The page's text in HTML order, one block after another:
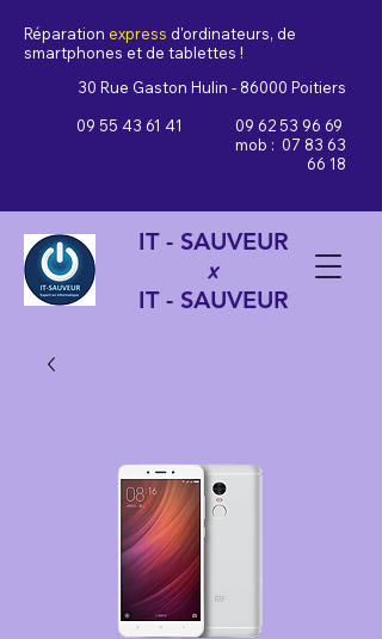
Réparation express d'ordinateurs, de
smartphones et de tablettes !
30 Rue Gaston Hulin - 86000 Poitiers
09 55 43 61 41
09 62 53 96 69
mob : 07 83 63
66 18
IT - SAUVEUR
x
IT - SAUVEUR